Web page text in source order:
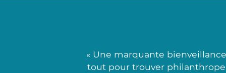
« Une marquante
tout pour trouver